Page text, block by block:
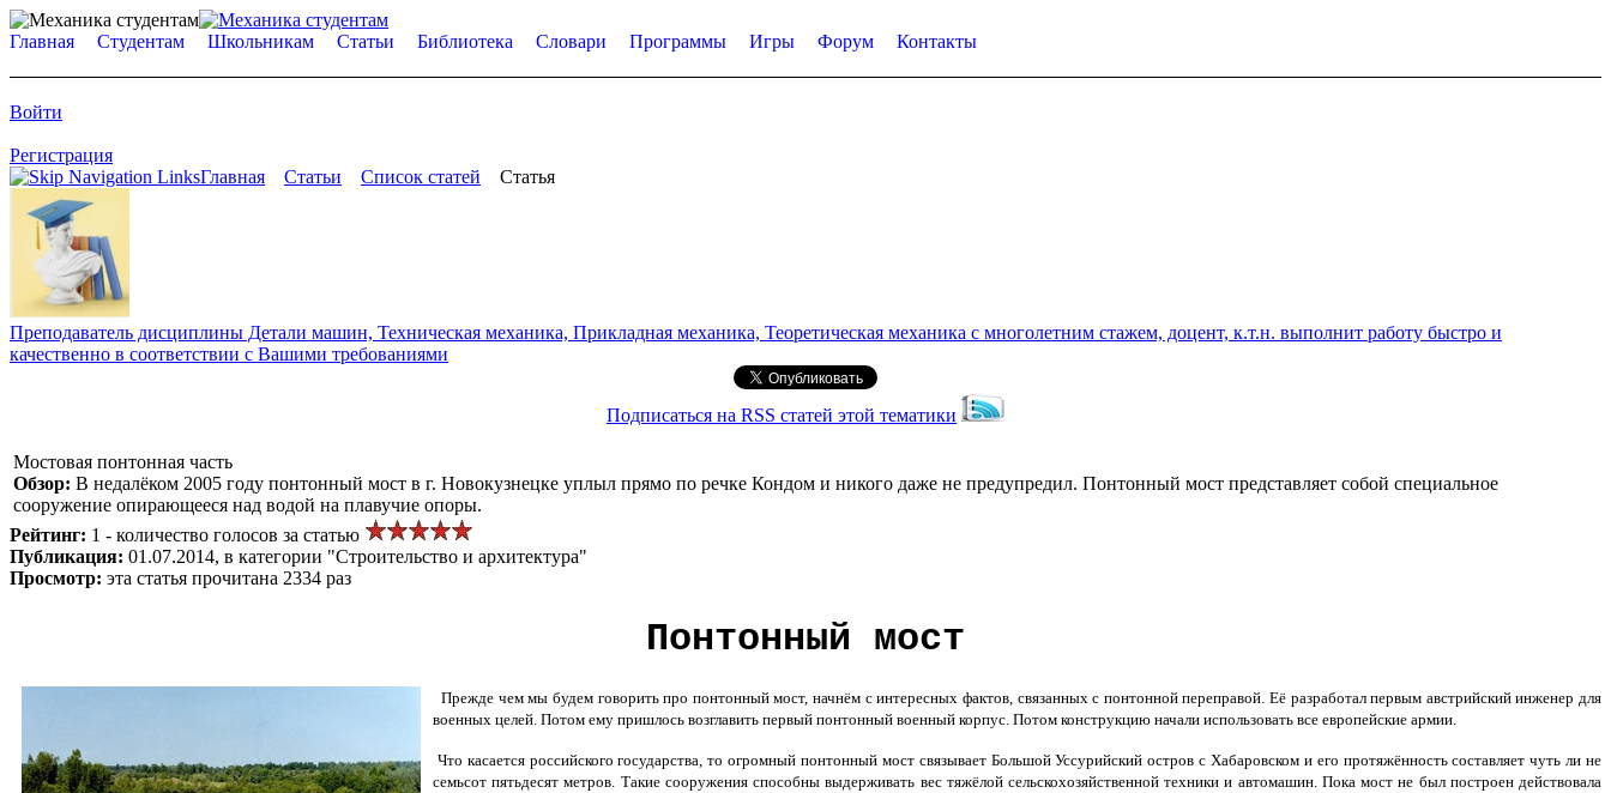
Главная Студентам Школьникам Статьи Библиотека Словари Программы Игры Форум Контакты
Войти
Регистрация
Главная
Статьи Список статей Статья
Преподаватель дисциплины Детали машин, Техническая механика, Прикладная механика, Теоретическая механика с многолетним стажем, доцент, к.т.н. выполнит работу быстро и
качественно в соответствии с Вашими требованиями
Подписаться на RSS статей этой тематики
Мостовая понтонная часть
Обзор: В недалёком 2005 году понтонный мост в г. Новокузнецке уплыл прямо по речке Кондом и никого даже не предупредил. Понтонный мост представляет собой специальное
сооружение опирающееся над водой на плавучие опоры.
Рейтинг: 1 - количество голосов за статью
Публикация: 01.07.2014, в категории "Строительство и архитектура"
Просмотр: эта статья прочитана 2334 раз
Понтонный мост
Прежде чем мы будем говорить про понтонный мост, начнём с интересных фактов, связанных с понтонной переправой. Её разработал первым австрийский инженер для
военных целей. Потом ему пришлось возглавить первый понтонный военный корпус. Потом конструкцию начали использовать все европейские армии.
Что касается российского государства, то огромный понтонный мост связывает Большой Уссурийский остров с Хабаровском и его протяжённость составляет чуть ли не
семьсот пятьдесят метров. Такие сооружения способны выдерживать вес тяжёлой сельскохозяйственной техники и автомашин. Пока мост не был построен действовала